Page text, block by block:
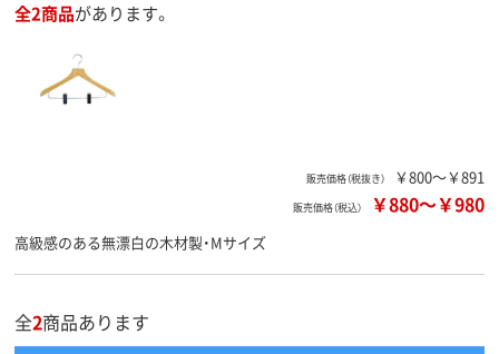
全2商品があります。
販売価格（税抜き） ￥800～￥891
販売価格（税込） ￥880～￥980
高級感のある無漂白の木材製・Mサイズ
全2商品あります